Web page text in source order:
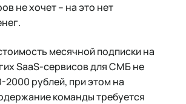
не хочет – на это нет
месячной подписки на
SaaS-сервисов для СМБ не
2000 рублей, при этом на
команды требуется